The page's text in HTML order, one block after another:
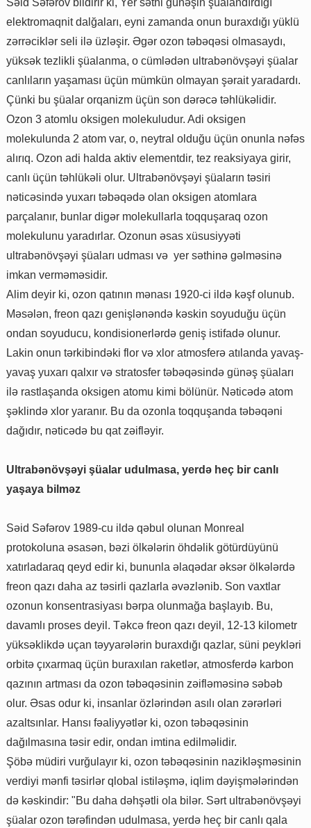
Səid Səfərov bildirir ki, Yer səthi günəşin şüalandırdığı
elektromaqnit dalğaları, eyni zamanda onun buraxdığı yüklü
zərrəciklər seli ilə üzləşir. Əgər ozon təbəqəsi olmasaydı,
yüksək tezlikli şüalanma, o cümlədən ultrabənövşəyi şüalar
canlıların yaşaması üçün mümkün olmayan şərait yaradardı.
Çünki bu şüalar orqanizm üçün son dərəcə təhlükəlidir.
Ozon 3 atomlu oksigen molekuludur. Adi oksigen
molekulunda 2 atom var, o, neytral olduğu üçün onunla nəfəs
alırıq. Ozon adi halda aktiv elementdir, tez reaksiyaya girir,
canlı üçün təhlükəli olur. Ultrabənövşəyi şüaların təsiri
nəticəsində yuxarı təbəqədə olan oksigen atomlara
parçalanır, bunlar digər molekullarla toqquşaraq ozon
molekulunu yaradırlar. Ozonun əsas xüsusiyyəti
ultrabənövşəyi şüaları udması və yer səthinə gəlməsinə
imkan verməməsidir.
Alim deyir ki, ozon qatının mənası 1920-ci ildə kəşf olunub.
Məsələn, freon qazı genişlənəndə kəskin soyuduğu üçün
ondan soyuducu, kondisionerlərdə geniş istifadə olunur.
Lakin onun tərkibindəki flor və xlor atmosferə atılanda yavaş-
yavaş yuxarı qalxır və stratosfer təbəqəsində günəş şüaları
ilə rastlaşanda oksigen atomu kimi bölünür. Nəticədə atom
şəklində xlor yaranır. Bu da ozonla toqquşanda təbəqəni
dağıdır, nəticədə bu qat zəifləyir.
Ultrabənövşəyi şüalar udulmasa, yerdə heç bir canlı
yaşaya bilməz
Səid Səfərov 1989-cu ildə qəbul olunan Monreal
protokoluna əsasən, bəzi ölkələrin öhdəlik götürdüyünü
xatırladaraq qeyd edir ki, bununla əlaqədar əksər ölkələrdə
freon qazı daha az təsirli qazlarla əvəzlənib. Son vaxtlar
ozonun konsentrasiyası bərpa olunmağa başlayıb. Bu,
davamlı proses deyil. Təkcə freon qazı deyil, 12-13 kilometr
yüksəklikdə uçan təyyarələrin buraxdığı qazlar, süni peykləri
orbitə çıxarmaq üçün buraxılan raketlər, atmosferdə karbon
qazının artması da ozon təbəqəsinin zəifləməsinə səbəb
olur. Əsas odur ki, insanlar özlərindən asılı olan zərərləri
azaltsınlar. Hansı fəaliyyətlər ki, ozon təbəqəsinin
dağılmasına təsir edir, ondan imtina edilməlidir.
Şöbə müdiri vurğulayır ki, ozon təbəqəsinin nazikləşməsinin
verdiyi mənfi təsirlər qlobal istiləşmə, iqlim dəyişmələrindən
də kəskindir: "Bu daha dəhşətli ola bilər. Sərt ultrabənövşəyi
şüalar ozon tərəfindən udulmasa, yerdə heç bir canlı qala